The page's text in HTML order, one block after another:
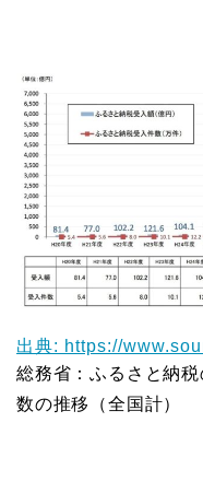
出典: https://
総務省：ふるさと納
数の推移（全国計）